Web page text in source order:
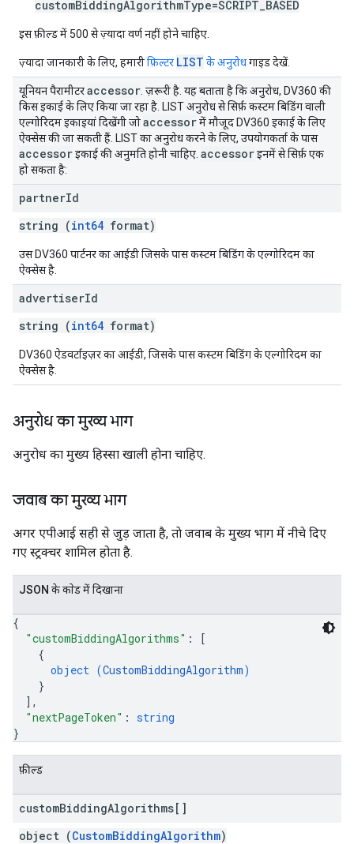
customBiddingAlgorithmType=SCRIPT_BASED
इस फ़ील्ड में 500 से ज़्यादा वर्ण नहीं होने चाहिए.
ज़्यादा जानकारी के लिए, हमारीफ़िल्टर LIST के अनुरोधगाइड देखें.
यूनियन पैरामीटरaccessor . ज़रूरी है. यह बताता है कि अनुरोध, DV360 की
किस इकाई के लिए किया जा रहा है. LIST अनुरोध से सिर्फ़ कस्टम बिडिंग वाली
एल्गोरिदम इकाइयां दिखेंगी जोaccessorमें मौजूद DV360 इकाई के लिए
ऐक्सेस की जा सकती हैं. LIST का अनुरोध करने के लिए, उपयोगकर्ता के पास
accessorइकाई की अनुमति होनी चाहिए. accessorइनमें से सिर्फ़ एक
हो सकता है:
partnerId
string (int64 format)
उस DV360 पार्टनर का आईडी जिसके पास कस्टम बिडिंग के एल्गोरिदम का
ऐक्सेस है.
advertiserId
string (int64 format)
DV360 ऐडवर्टाइज़र का आईडी, जिसके पास कस्टम बिडिंग के एल्गोरिदम का
ऐक्सेस है.
अनुरोध का मुख्य भाग
अनुरोध का मुख्य हिस्सा खाली होना चाहिए.
जवाब का मुख्य भाग
अगर एपीआई सही से जुड़ जाता है, ताे जवाब के मुख्य भाग में नीचे दिए
गए स्ट्रक्चर शामिल होता है.
JSON के काेड में दिखाना
{
"customBiddingAlgorithms" :
[
{
object (CustomBiddingAlgorithm)
}
] ,
"nextPageToken" : string
}
फ़ील्ड
customBiddingAlgorithms[]
object (CustomBiddingAlgorithm)